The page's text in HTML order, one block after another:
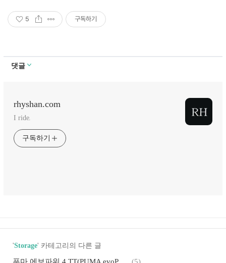
5 구독하기
댓글
rhyshan.com
I ride.
구독하기
'Storage' 카테고리의 다른 글
(5)